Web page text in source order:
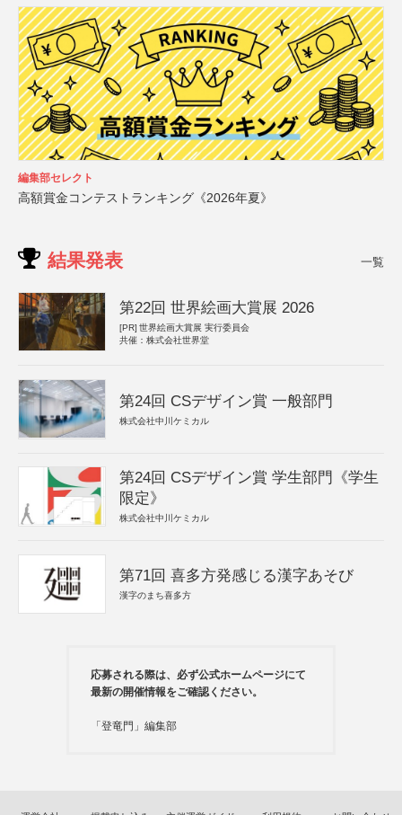
編集部セレクト
高額賞金コンテストランキング《2026年夏》
結果発表 一覧
第22回 世界絵画大賞展 2026
[PR] 世界絵画大賞展 実行委員会
共催：株式会社世界堂
第24回 CSデザイン賞 一般部門
株式会社中川ケミカル
第24回 CSデザイン賞 学生部門《学生
限定》
株式会社中川ケミカル
第71回 喜多方発感じる漢字あそび
漢字のまち喜多方
応募される際は、必ず公式ホームページにて
最新の開催情報をご確認ください。
「登竜門」編集部